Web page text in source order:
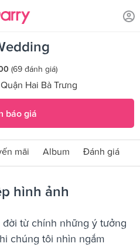
/ The Moment - Thiệp hình ảnh
(69 đánh giá)
Hai Bà Trưng
báo giá
mãi Album Đánh giá
hình ảnh
từ chính những ý tưởng
chúng tôi nhìn ngắm